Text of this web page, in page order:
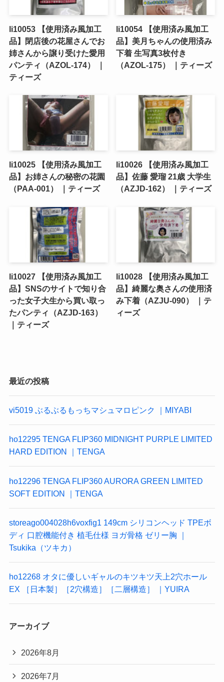
li10053 【使用済み風加工
品】閉店後の花屋さんでお
姉さんから譲り受けた愛用
パンティ（AZOL-174） ｜
ティーズ
li10054 【使用済み風加工
品】美月ちゃんの使用済み
下着 生写真3枚付き
（AZOL-175） ｜ティーズ
li10025 【使用済み風加工
品】お姉さんの秘密の花園
（PAA-001） ｜ティーズ
li10026 【使用済み風加工
品】佐藤 愛瑠 21歳 大学生
（AZJD-162） ｜ティーズ
li10027 【使用済み風加工
品】SNSのサイトで知り合
った女子大生から買い取っ
たパンティ（AZJD-163）
｜ティーズ
li10028 【使用済み風加工
品】綺麗な奥さんの使用済
み下着（AZJU-090） ｜テ
ィーズ
最近の投稿
vi5019 ぶるぶるもっちマシュマロピンク ｜MIYABI
ho12295 TENGA FLIP360 MIDNIGHT PURPLE LIMITED
HARD EDITION ｜TENGA
ho12296 TENGA FLIP360 AURORA GREEN LIMITED
SOFT EDITION ｜TENGA
storeago004028h6voxfig1 149cm シリコンヘッド TPEボ
ディ 口腔機能付き 植毛仕様 ヨガ骨格 ゼリー胸 ｜
Tsukika（ツキカ）
ho12268 オタに優しいギャルのキツキツ天上2穴ホール
EX ［日本製］［2穴構造］［二層構造］ ｜YUIRA
アーカイブ
2026年8月
2026年7月